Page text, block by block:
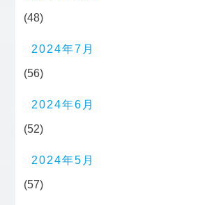
(48)
2024年7月
(56)
2024年6月
(52)
2024年5月
(57)